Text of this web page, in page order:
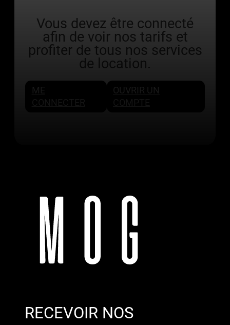
Vous devez être connecté
afin de voir nos tarifs et
profiter de tous nos services
de location.
ME
OUVRIR UN
RECEVOIR NOS